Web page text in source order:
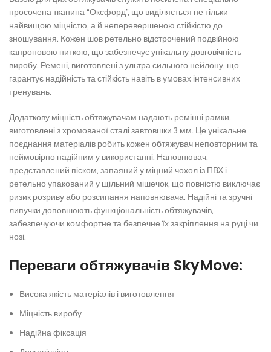
просочена тканина “Оксфорд”, що виділяється не тільки
найвищою міцністю, а й неперевершеною стійкістю до
зношування. Кожен шов ретельно відстрочений подвійною
капроновою ниткою, що забезпечує унікальну довговічність
виробу. Ремені, виготовлені з ультра сильного нейлону, що
гарантує надійність та стійкість навіть в умовах інтенсивних
тренувань.
Додаткову міцність обтяжувачам надають ремінні рамки,
виготовлені з хромованої сталі завтовшки 3 мм. Це унікальне
поєднання матеріалів робить кожен обтяжувач неповторним та
неймовірно надійним у використанні. Наповнювач,
представлений піском, запаяний у міцний чохол із ПВХ і
ретельно упакований у щільний мішечок, що повністю виключає
ризик розриву або розсипання наповнювача. Надійні та зручні
липучки доповнюють функціональність обтяжувачів,
забезпечуючи комфортне та безпечне їх закріплення на руці чи
нозі.
Переваги обтяжувачів SkyMove:
Висока якість матеріалів і виготовлення
Міцність виробу
Надійна фіксація